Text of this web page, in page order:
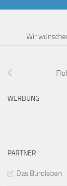
Wir
WERBUNG
PARTNER
Das Büroleben